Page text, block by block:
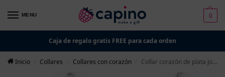
MENU 0
Caja de regalo gratis FREE para cada orden
Inicio Collares Collares con corazón Collar corazón de plata Jolanda